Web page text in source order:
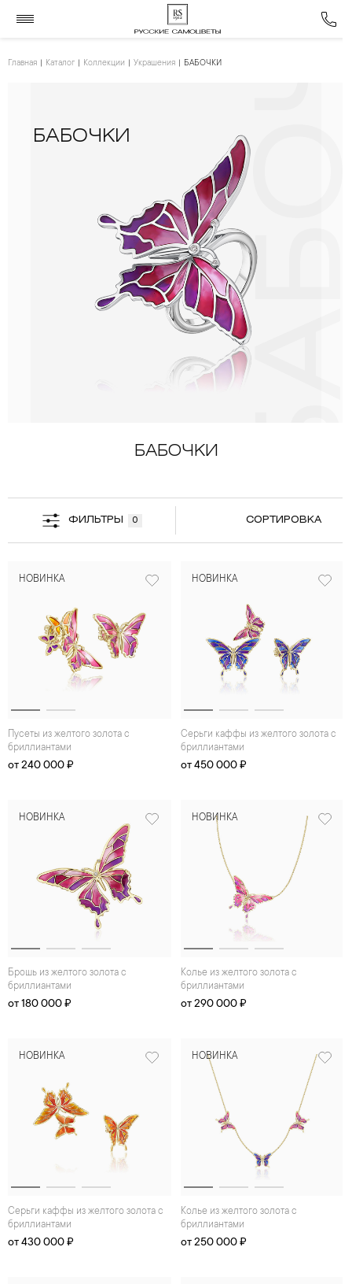
Главная Каталог Коллекции Украшения БАБОЧКИ
БАБОЧКИ
БАБОЧКИ
ФИЛЬТРЫ 0 СОРТИРОВКА
НОВИНКА
Пусеты из желтого золота с
бриллиантами
от 240 000 ₽
НОВИНКА
Серьги каффы из желтого золота с
бриллиантами
от 450 000 ₽
НОВИНКА
Брошь из желтого золота с
бриллиантами
от 180 000 ₽
НОВИНКА
Колье из желтого золота с
бриллиантами
от 290 000 ₽
НОВИНКА
Серьги каффы из желтого золота с
бриллиантами
от 430 000 ₽
НОВИНКА
Колье из желтого золота с
бриллиантами
от 250 000 ₽